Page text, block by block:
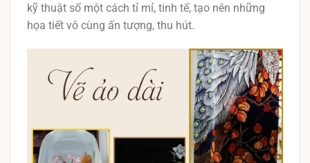
kỹ thuật số một cách tỉ mỉ, tinh tế, tạo nên những
họa tiết vô cùng ấn tượng, thu hút.